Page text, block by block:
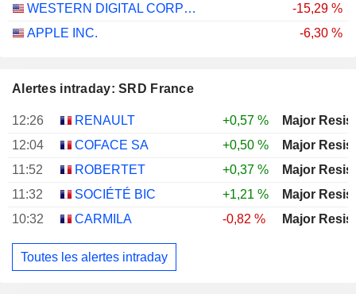
WESTERN DIGITAL CORPORATION
-15,29 %
APPLE INC.
-6,30 %
Alertes intraday: SRD France
12:26 RENAULT +0,57 %
Major
12:04
COFACE SA +0,50 %
Major
11:52
ROBERTET +0,37 %
Major
11:32
SOCIÉTÉ BIC +1,21 %
Major
10:32
CARMILA -0,82 % Major
Toutes les alertes intraday